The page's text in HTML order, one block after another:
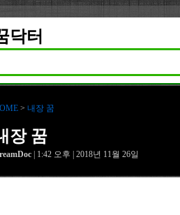
닥터
> 내장 꿈
장 꿈
| 1:42 오후 | 2018년 11월 26일